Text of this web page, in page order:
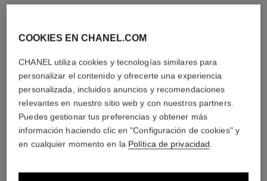
COOKIES EN CHANEL.COM
CHANEL utiliza cookies y tecnologías similares para
personalizar el contenido y ofrecerte una experiencia
personalizada, incluidos anuncios y recomendaciones
relevantes en nuestro sitio web y con nuestros partners.
Puedes gestionar tus preferencias y obtener más
información haciendo clic en "Configuración de cookies" y
en cualquier momento en la Política de privacidad.